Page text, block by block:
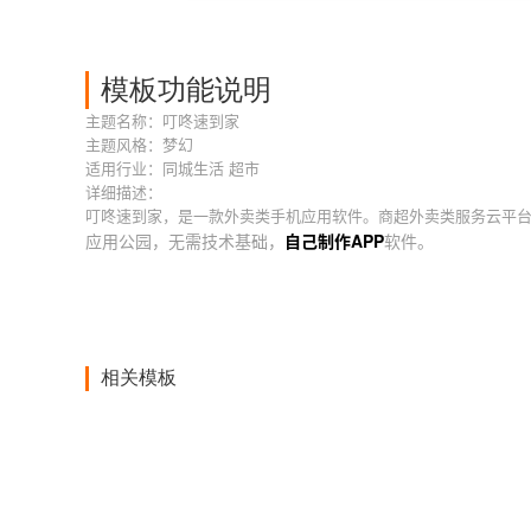
模板功能说明
主题名称：叮咚速到家
主题风格：梦幻
适用行业：同城生活 超市
详细描述：
叮咚速到家，是一款外卖类手机应用软件。商超外卖类服务云平
应用公园，无需技术基础， 自己制作APP软件。
相关模板